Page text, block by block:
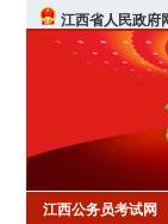
江西省人民政府
江西公务员考试网